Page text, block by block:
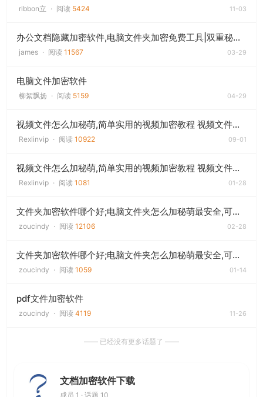
ribbon立 · 阅读 5424 11-03
办公文档隐藏加密软件,电脑文件夹加密免费工具|双重秘萌安全防护
james · 阅读 11567 03-29
电脑文件加密软件
柳絮飘扬 · 阅读 5159 04-29
视频文件怎么加秘萌,简单实用的视频加密教程 视频文件加密工具(支持全视频格式)
Rexlinvip · 阅读 10922 09-01
视频文件怎么加秘萌,简单实用的视频加密教程 视频文件加密工具(支持全视频格式)
Rexlinvip · 阅读 1081 01-28
文件夹加密软件哪个好;电脑文件夹怎么加秘萌最安全,可以给视频、程序等文件加密
zoucindy · 阅读 12106 02-28
文件夹加密软件哪个好;电脑文件夹怎么加秘萌最安全,可以给视频、程序等文件加密
zoucindy · 阅读 1059 01-14
pdf文件加密软件
zoucindy · 阅读 4119 11-26
—— 已经没有更多话题了 ——
文档加密软件下载
成员 1 · 话题 10